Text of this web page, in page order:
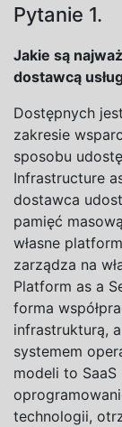
Pytanie 1.
Jakie są
dostawcą
Dostępnych
zakresie
sposobu
Infrastructure
dostawca
pamięć
własne
zarządza na
Platform as a
forma
infrastrukturą,
systemem
modeli to
technologii,